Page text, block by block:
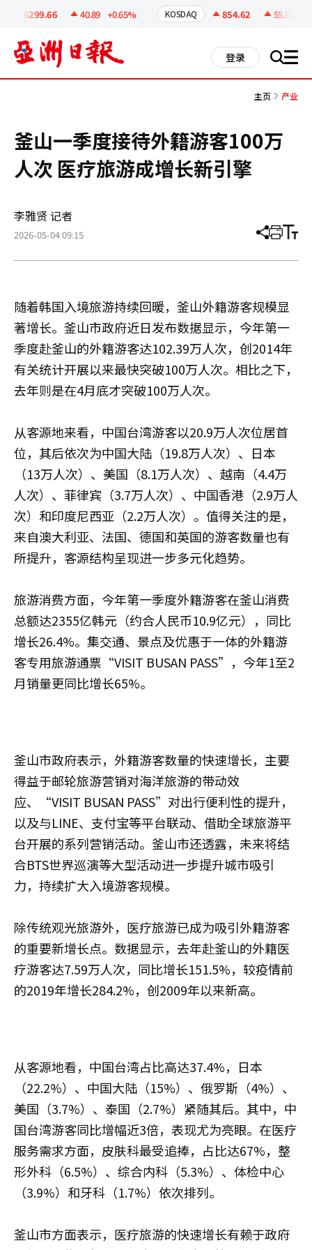
6299.66 40.89 +0.65% KOSDAQ 854.62 55.81
登录 搜 all
主页 产业
釜山一季度接待外籍游客100万
人次 医疗旅游成增长新引擎
李雅贤 记者
2026-05-04 09:15 分
章
打 调
小
随着韩国入境旅游持续回暖，釜山外籍游客规模显
著增长。釜山市政府近日发布数据显示，今年第一
季度赴釜山的外籍游客达102.39万人次，创2014年
有关统计开展以来最快突破100万人次。相比之下，
去年则是在4月底才突破100万人次。
从客源地来看，中国台湾游客以20.9万人次位居首
位，其后依次为中国大陆（19.8万人次）、日本
（13万人次）、美国（8.1万人次）、越南（4.4万
人次）、菲律宾（3.7万人次）、中国香港（2.9万人
次）和印度尼西亚（2.2万人次）。值得关注的是，
来自澳大利亚、法国、德国和英国的游客数量也有
所提升，客源结构呈现进一步多元化趋势。
旅游消费方面，今年第一季度外籍游客在釜山消费
总额达2355亿韩元（约合人民币10.9亿元），同比
增长26.4%。集交通、景点及优惠于一体的外籍游
客专用旅游通票“VISIT BUSAN PASS”，今年1至2
月销量更同比增长65%。
釜山市政府表示，外籍游客数量的快速增长，主要
得益于邮轮旅游营销对海洋旅游的带动效
应、“VISIT BUSAN PASS”对出行便利性的提升，
以及与LINE、支付宝等平台联动、借助全球旅游平
台开展的系列营销活动。釜山市还透露，未来将结
合BTS世界巡演等大型活动进一步提升城市吸引
力，持续扩大入境游客规模。
除传统观光旅游外，医疗旅游已成为吸引外籍游客
的重要新增长点。数据显示，去年赴釜山的外籍医
疗游客达7.59万人次，同比增长151.5%，较疫情前
的2019年增长284.2%，创2009年以来新高。
从客源地看，中国台湾占比高达37.4%，日本
（22.2%）、中国大陆（15%）、俄罗斯（4%）、
美国（3.7%）、泰国（2.7%）紧随其后。其中，中
国台湾游客同比增幅近3倍，表现尤为亮眼。在医疗
服务需求方面，皮肤科最受追捧，占比达67%，整
形外科（6.5%）、综合内科（5.3%）、体检中心
（3.9%）和牙科（1.7%）依次排列。
釜山市方面表示，医疗旅游的快速增长有赖于政府